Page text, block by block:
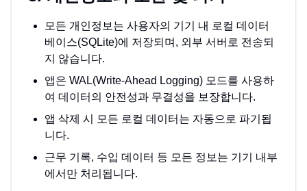
모든 개인정보는 사용자의 기기 내 로컬 데이터
베이스(SQLite)에 저장되며, 외부 서버로 전송되
지 않습니다.
앱은 WAL(Write-Ahead Logging) 모드를 사용하
여 데이터의 안전성과 무결성을 보장합니다.
앱 삭제 시 모든 로컬 데이터는 자동으로 파기됩
니다.
근무 기록, 수입 데이터 등 모든 정보는 기기 내부
에서만 처리됩니다.